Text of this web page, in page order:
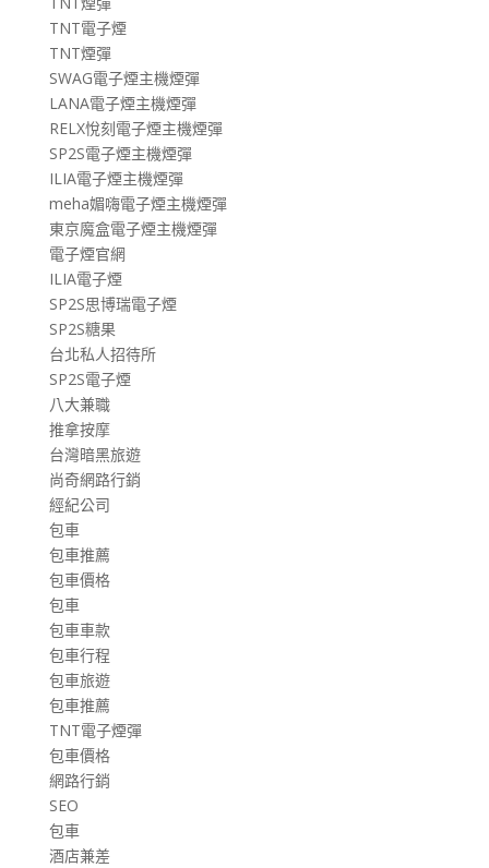
TNT電子煙
TNT煙彈
SWAG電子煙主機煙彈
LANA電子煙主機煙彈
RELX悅刻電子煙主機煙彈
SP2S電子煙主機煙彈
ILIA電子煙主機煙彈
meha媚嗨電子煙主機煙彈
東京魔盒電子煙主機煙彈
電子煙官網
ILIA電子煙
SP2S思博瑞電子煙
SP2S糖果
台北私人招待所
SP2S電子煙
八大兼職
推拿按摩
台灣暗黑旅遊
尚奇網路行銷
經紀公司
包車
包車推薦
包車價格
包車
包車車款
包車行程
包車旅遊
包車推薦
TNT電子煙彈
包車價格
網路行銷
SEO
包車
酒店兼差